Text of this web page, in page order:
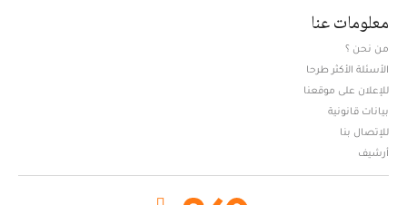
معلومات عنا
من نحن ؟
الأسئلة الأكثر طرحا
للإعلان على موقعنا
بيانات قانونية
للإتصال بنا
أرشيف